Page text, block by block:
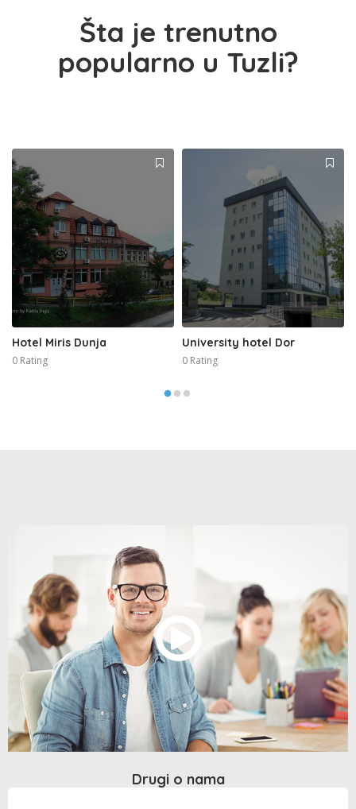
Šta je trenutno
popularno u Tuzli?
Hotel Miris Dunja
0 Rating
University hotel Dor
0 Rating
Drugi o nama